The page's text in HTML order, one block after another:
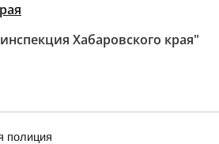
Хабаровского края"
полиция